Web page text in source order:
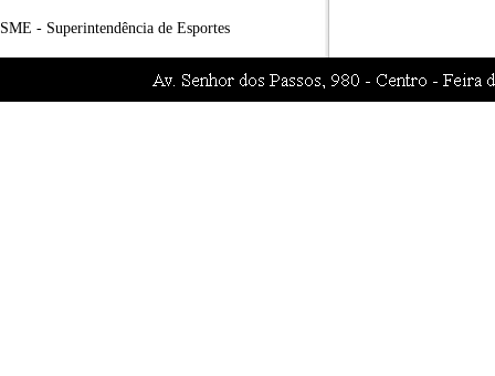
SME - Superintendência de Esportes